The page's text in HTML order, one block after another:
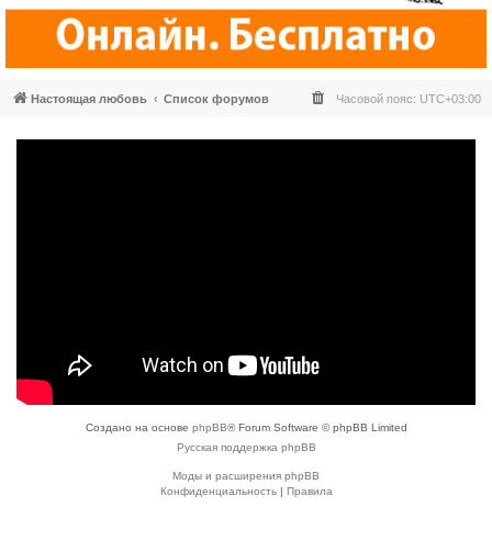
Настоящая любовь Список форумов Часовой пояс: UTC+03:00
Создано на основе phpBB® Forum Software © phpBB Limited
Русская поддержка phpBB
Моды и расширения phpBB
Конфиденциальность| Правила